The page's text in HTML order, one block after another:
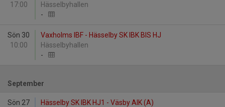
17:00
Hässelbyhallen
-
Sön 30
10:00
Vaxholms IBF - Hässelby SK IBK BIS HJ
Hässelbyhallen
-
September
Sön 27
Hässelby SK IBK HJ1 - Väsby AIK (A)